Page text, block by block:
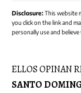
Disclosure:This website
you click on the link and
personally use and
ELLOS OPINAN
SANTO